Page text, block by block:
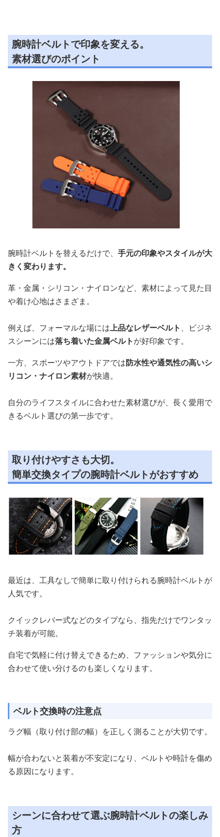
腕時計ベルトで印象を変える。
素材選びのポイント
腕時計ベルトを替えるだけで、 手元の印象やスタイルが大
きく変わります。
革・金属・シリコン・ナイロンなど、素材によって見た目
や着け心地はさまざま。
例えば、フォーマルな場には上品なレザーベルト 、ビジネ
スシーンには落ち着いた金属ベルトが好印象です。
一方、スポーツやアウトドアでは防水性や通気性の高いシ
リコン・ナイロン素材が快適。
自分のライフスタイルに合わせた素材選びが、長く愛用で
きるベルト選びの第一歩です。
取り付けやすさも大切。
簡単交換タイプの腕時計ベルトがおすすめ
最近は、工具なしで簡単に取り付けられる腕時計ベルトが
人気です。
クイックレバー式などのタイプなら、指先だけでワンタッ
チ装着が可能。
自宅で気軽に付け替えできるため、ファッションや気分に
合わせて使い分けるのも楽しくなります。
ベルト交換時の注意点
ラグ幅（取り付け部の幅）を正しく測ることが大切です。
幅が合わないと装着が不安定になり、ベルトや時計を傷め
る原因になります。
シーンに合わせて選ぶ腕時計ベルトの楽しみ
方